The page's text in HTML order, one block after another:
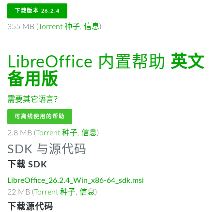
下载版本 26.2.4
355 MB (Torrent 种子, 信息)
LibreOffice 内置帮助 英文
备用版
需要其它语言？
可离线使用的帮助
2.8 MB (Torrent 种子, 信息)
SDK 与源代码
下载 SDK
LibreOffice_26.2.4_Win_x86-64_sdk.msi
22 MB (Torrent 种子, 信息)
下载源代码